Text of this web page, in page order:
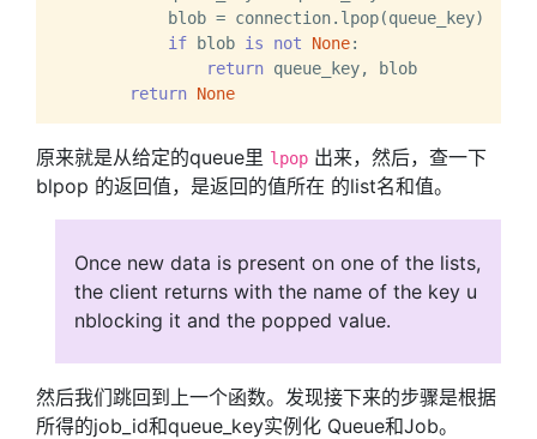
            blob = connection.lpop(queue_key)
if blob is not None:
return queue_key, blob
return None
原来就是从给定的queue里 lpop 出来，然后，查一下
blpop 的返回值，是返回的值所在 的list名和值。
Once new data is present on one of the lists,
the client returns with the name of the key u
nblocking it and the popped value.
然后我们跳回到上一个函数。发现接下来的步骤是根据
所得的job_id和queue_key实例化 Queue和Job。